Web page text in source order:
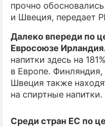
прочно
и Швеция, передает
Далеко впереди по
Евросоюзе Ирландия
напитки здесь на
в Европе.
Швеция также
на спиртные напитки.
Среди стран ЕС по